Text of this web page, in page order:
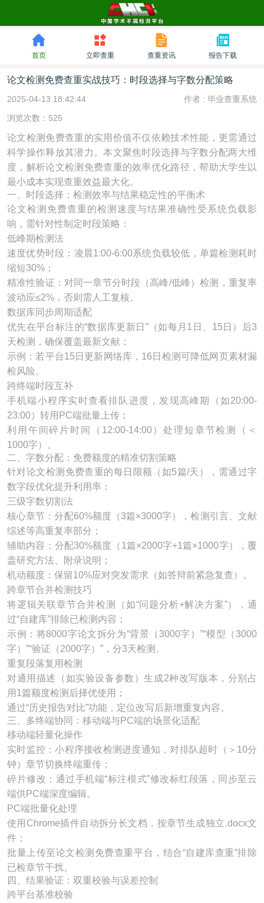
首页 立即查重 查重资讯 报告下载
论文检测免费查重实战技巧：时段选择与字数分配策略
2025-04-13 18:42:44 作者 : 毕业查重系统
浏览次数：525
论文检测免费查重的实用价值不仅依赖技术性能，更需通过
科学操作释放其潜力。本文聚焦时段选择与字数分配两大维
度，解析论文检测免费查重的效率优化路径，帮助大学生以
最小成本实现查重效益最大化。
一、时段选择：检测效率与结果稳定性的平衡术
论文检测免费查重的检测速度与结果准确性受系统负载影
响，需针对性制定时段策略：
低峰期检测法
速度优势时段：凌晨1:00-6:00系统负载较低，单篇检测耗时
缩短30%；
精准性验证：对同一章节分时段（高峰/低峰）检测，重复率
波动应≤2%，否则需人工复核。
数据库同步周期适配
优先在平台标注的“数据库更新日”（如每月1日、15日）后3
天检测，确保覆盖最新文献；
示例：若平台15日更新网络库，16日检测可降低网页素材漏
检风险。
跨终端时段互补
手机端小程序实时查看排队进度，发现高峰期（如20:00-
23:00）转用PC端批量上传；
利用午间碎片时间（12:00-14:00）处理短章节检测（＜
1000字）。
二、字数分配：免费额度的精准切割策略
针对论文检测免费查重的每日限额（如5篇/天），需通过字
数字段优化提升利用率：
三级字数切割法
核心章节：分配60%额度（3篇×3000字），检测引言、文献
综述等高重复率部分；
辅助内容：分配30%额度（1篇×2000字+1篇×1000字），覆
盖研究方法、附录说明；
机动额度：保留10%应对突发需求（如答辩前紧急复查）。
跨章节合并检测技巧
将逻辑关联章节合并检测（如“问题分析+解决方案”），通
过“自建库”排除已检测内容；
示例：将8000字论文拆分为“背景（3000字）”“模型（3000
字）”“验证（2000字）”，分3天检测。
重复段落复用检测
对通用描述（如实验设备参数）生成2种改写版本，分别占
用1篇额度检测后择优使用；
通过“历史报告对比”功能，定位改写后新增重复内容。
三、多终端协同：移动端与PC端的场景化适配
移动端轻量化操作
实时监控：小程序接收检测进度通知，对排队超时（＞10分
钟）章节切换终端重传；
碎片修改：通过手机端“标注模式”修改标红段落，同步至云
端供PC端深度编辑。
PC端批量化处理
使用Chrome插件自动拆分长文档，按章节生成独立.docx文
件；
批量上传至论文检测免费查重平台，结合“自建库查重”排除
已检章节干扰。
四、结果验证：双重校验与误差控制
跨平台基准校验